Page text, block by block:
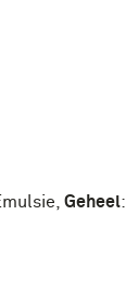
Geheel: